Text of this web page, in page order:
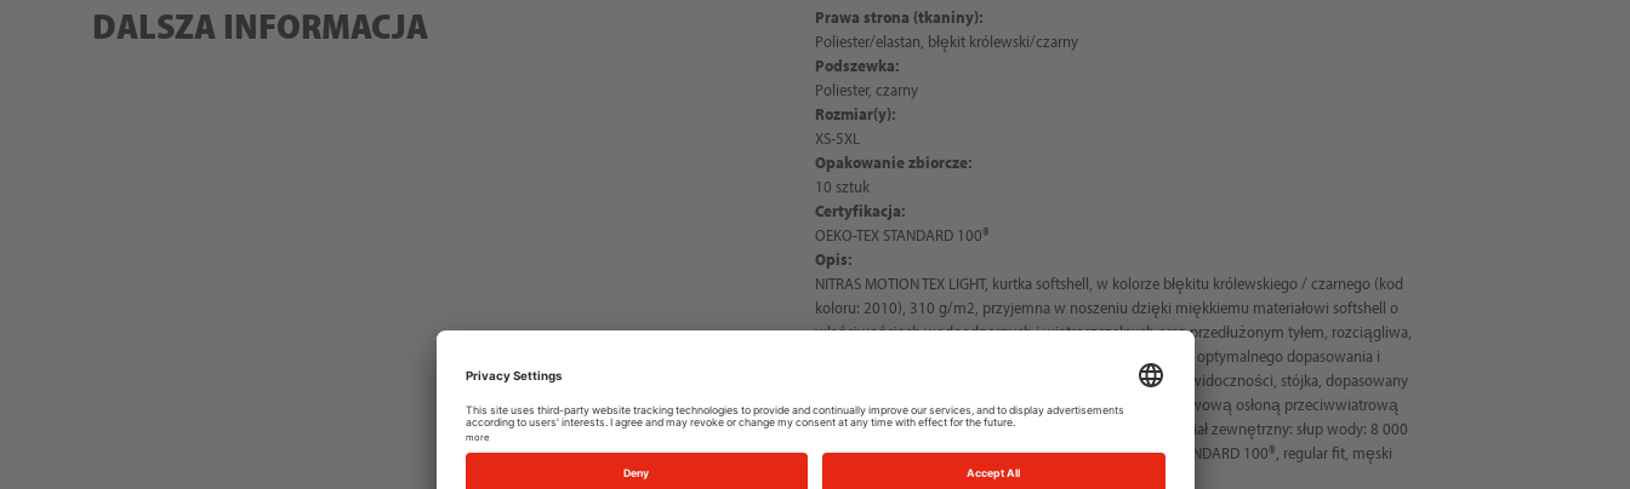
DALSZA INFORMACJA
Prawa strona (tkaniny):
Poliester/elastan, błękit królewski/czarny
Podszewka:
Poliester, czarny
Rozmiar(y):
XS-5XL
Opakowanie zbiorcze:
10 sztuk
Certyfikacja:
OEKO-TEX STANDARD 100®
Opis:
NITRAS MOTION TEX LIGHT, kurtka softshell, w kolorze błękitu królewskiego / czarnego (kod
koloru: 2010), 310 g/m2, przyjemna w noszeniu dzięki miękkiemu materiałowi softshell o
właściwościach wodoodpornych i wiatroszczelnych oraz przedłużonym tyłem, rozciągliwa,
zapinana na rzep i elastyczne mankiety i sznurek u dołu dla optymalnego dopasowania i
wsparcia, sportowy krój, elementy odblaskowe dla lepszej widoczności, stójka, dopasowany
kolorystycznie zamek YKK z osłoną podbródka i dwuwarstwową osłoną przeciwwiatrową
wewnątrz, wewnątrz , kieszenie piersiowe i boczne, materiał zewnętrzny: słup wody: 8 000
mmH2O / oddychalność: 2 000 g/m2/24h, OEKO-TEX STANDARD 100®, regular fit, męski
krój, opcjonalnie dostępny odpinany kaptur